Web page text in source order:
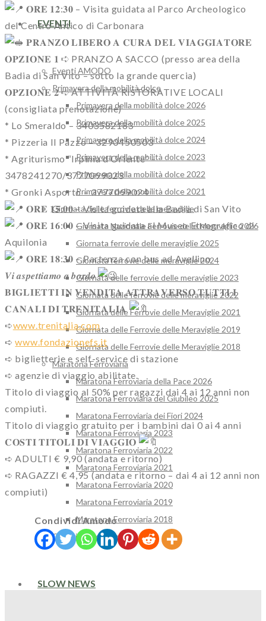
EVENTI
Eventi AMODO
Primavera della mobilità dolce
Primavera della mobilità dolce 2026
Primavera della mobilità dolce 2025
Primavera della mobilità dolce 2024
Primavera della mobilità dolce 2023
Primavera della mobilità dolce 2022
Primavera della mobilità dolce 2021
Giornata delle ferrovie delle meraviglie
Giornata Nazionale Ferrovie delle Meraviglie 2026
Giornata ferrovie delle meraviglie 2025
Giornata ferrovie delle meraviglie 2024
Giornata delle ferrovie delle meraviglie 2023
Giornata delle ferrovie delle meraviglie 2022
Giornata delle Ferrovie delle Meraviglie 2021
Giornata delle Ferrovie delle Meraviglie 2019
Giornata delle Ferrovie delle Meraviglie 2018
Maratona Ferroviaria
Maratona Ferroviaria della Pace 2026
Maratona Ferroviaria del Giubileo 2025
Maratona Ferroviaria dei Fiori 2024
Maratona Ferroviaria 2023
Maratona Ferroviaria 2022
Maratona Ferroviaria 2021
Maratona Ferroviaria 2020
Maratona Ferroviaria 2019
Maratona Ferroviaria 2018
Camminando s’impara
SLOW NEWS
𝐎𝐑𝐄 𝟏𝟐:𝟑𝟎 – Visita guidata al Parco Archeologico
del Centro Antico di Carbonara
𝐏𝐑𝐀𝐍𝐙𝐎 𝐋𝐈𝐁𝐄𝐑𝐎 𝐀 𝐂𝐔𝐑𝐀 𝐃𝐄𝐋 𝐕𝐈𝐀𝐆𝐆𝐈𝐀𝐓𝐎𝐑𝐄
𝐎𝐏𝐙𝐈𝐎𝐍𝐄 𝟏 ➪ PRANZO A SACCO (presso area della
Badia di San Vito – sotto la grande quercia)
𝐎𝐏𝐙𝐈𝐎𝐍𝐄 𝟐 ➪ ATTIVITÀ RISTORATIVE LOCALI
(consigliata prenotazione)
* Lo Smeraldo – 3403582183
* Pizzeria Il Pazzo – 3290450503
* Agriturismo “Irpinia d’Oriente” –
3478241270/3777099023
* Gronki Asporto – 3777099024
𝐎𝐑𝐄 𝟏𝟓:𝟎𝟎 – Visita guidata alla Badia di San Vito
𝐎𝐑𝐄 𝟏𝟔:𝟎𝟎 – Visita guidata al Museo Etnografico di
Aquilonia
𝐎𝐑𝐄 𝟏𝟖:𝟑𝟎 – Partenza con bus ad Avellino
𝑽𝒊 𝒂𝒔𝒑𝒆𝒕𝒕𝒊𝒂𝒎𝒐 𝒂 𝒃𝒐𝒓𝒅𝒐
𝐁𝐈𝐆𝐋𝐈𝐄𝐓𝐓𝐈 𝐈𝐍 𝐕𝐄𝐍𝐃𝐈𝐓𝐀 𝐀𝐓𝐓𝐑𝐀𝐕𝐄𝐑𝐒𝐎 𝐓𝐔𝐓𝐓𝐈 𝐈
𝐂𝐀𝐍𝐀𝐋𝐈 𝐃𝐈 𝐓𝐑𝐄𝐍𝐈𝐓𝐀𝐋𝐈𝐀
➪www.trenitalia.com
➪www.fondazionefs.it
➪ biglietterie e self-service di stazione
➪ agenzie di viaggio abilitate.
Titolo di viaggio al 50% per ragazzi dai 4 ai 12 anni non
compiuti.
Titolo di viaggio gratuito per i bambini dai 0 ai 4 anni
𝐂𝐎𝐒𝐓𝐈 𝐓𝐈𝐓𝐎𝐋𝐈 𝐃𝐈 𝐕𝐈𝐀𝐆𝐆𝐈𝐎
➪ ADULTI € 9,90 (andata e ritorno)
➪ RAGAZZI € 4,95 (andata e ritorno – dai 4 ai 12 anni non
compiuti)
Condividi Amodo